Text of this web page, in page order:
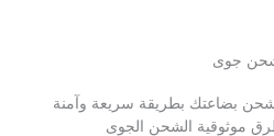
جوى
بضاعتك بطريقة سريعة وآمنة
موثوقية الشحن الجوى